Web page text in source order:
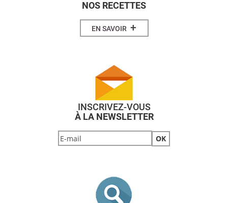
NOS RECETTES
EN SAVOIR +
INSCRIVEZ-VOUS
À LA NEWSLETTER